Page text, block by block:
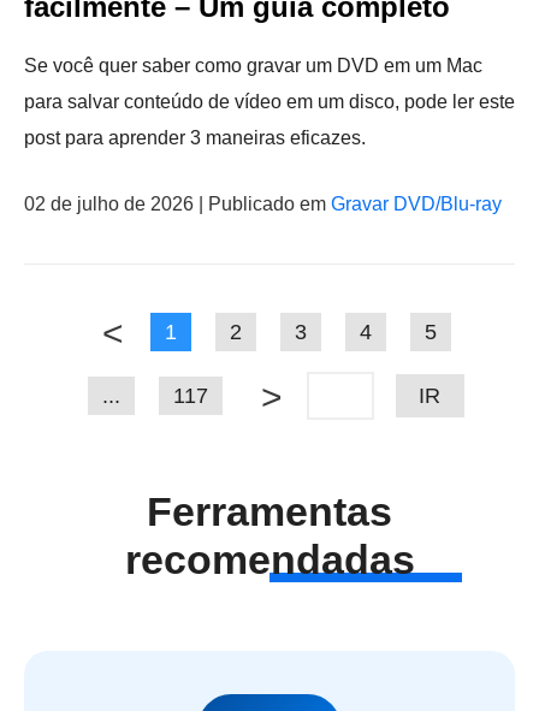
facilmente – Um guia completo
Se você quer saber como gravar um DVD em um Mac
para salvar conteúdo de vídeo em um disco, pode ler este
post para aprender 3 maneiras eficazes.
02 de julho de 2026 | Publicado em Gravar DVD/Blu-ray
< 1 2 3 4 5
... 117 > IR
Ferramentas
recomendadas